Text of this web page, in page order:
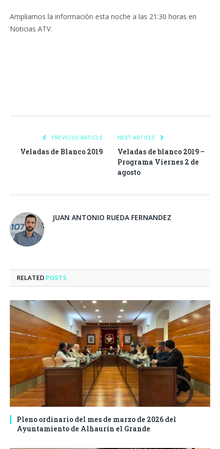
Ampliamos la información esta noche a las 21:30 horas en
Noticias ATV.
PREVIOUS ARTICLE
Veladas de Blanco 2019
NEXT ARTICLE
Veladas de blanco 2019 –
Programa Viernes 2 de
agosto
JUAN ANTONIO RUEDA FERNANDEZ
RELATED POSTS
Pleno ordinario del mes de marzo de 2026 del
Ayuntamiento de Alhaurín el Grande